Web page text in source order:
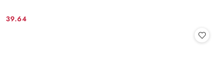
Cena:
39.64